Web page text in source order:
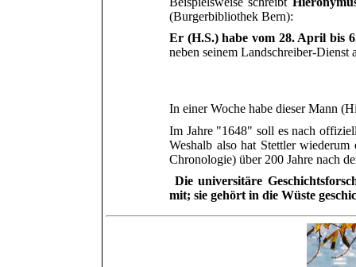
(Burgerbibliothek Bern):
Er (H.S.) habe vom 28. April bis
neben seinem Landschreiber-Dienst
In einer Woche habe dieser Mann
Im Jahre "1648" soll es nach
Weshalb also hat Stettler
Chronologie) über200 Jahre nach
Die universitäre
mit; sie gehört in die Wüste